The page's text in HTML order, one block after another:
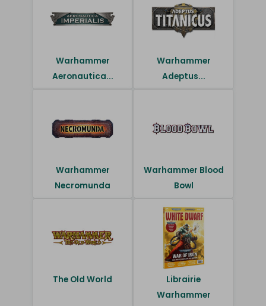
Warhammer
Aeronautica...
Warhammer
Adeptus...
Warhammer
Necromunda
Warhammer Blood
Bowl
The Old World
Librairie
Warhammer